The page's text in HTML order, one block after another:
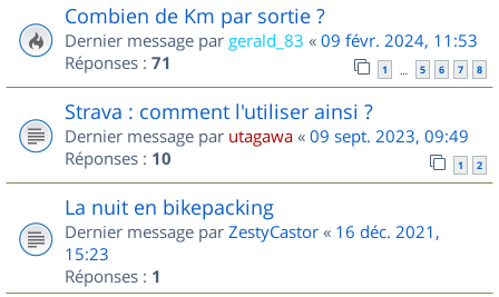
Combien de Km par sortie ?
Dernier message par gerald_83 « 09 févr. 2024, 11:53
Réponses : 71 1 … 5 6 7 8
Strava : comment l'utiliser ainsi ?
Dernier message par utagawa « 09 sept. 2023, 09:49
Réponses : 10 1 2
La nuit en bikepacking
Dernier message par ZestyCastor « 16 déc. 2021,
15:23
Réponses : 1